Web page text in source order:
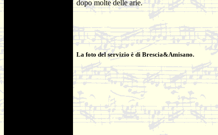
dopo molte delle arie.
La foto del servizio è di Brescia&Amisano.